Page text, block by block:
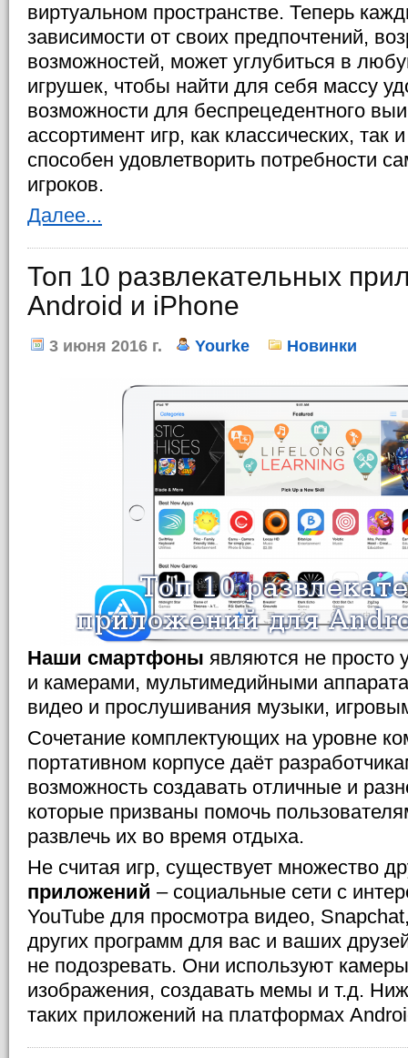
виртуальном пространстве. Теперь
зависимости от своих предпочтений,
возможностей, может углубиться в
игрушек, чтобы найти для себя массу
возможности для беспрецедентного
ассортимент игр, как классических, так
способен удовлетворить потребности
игроков.
Далее...
Топ 10 развлекательных
Android и iPhone
3 июня 2016 г. Yourke Новинки
Наши смартфоны являются не просто
и камерами, мультимедийными
видео и прослушивания музыки,
Сочетание комплектующих на уровне
портативном корпусе даёт
возможность создавать отличные и
которые призваны помочь
развлечь их во время отдыха.
Не считая игр, существует множество
приложений – социальные сети с
YouTube для просмотра видео,
других программ для вас и ваших
не подозревать. Они используют
изображения, создавать мемы и т.д.
таких приложений на платформах